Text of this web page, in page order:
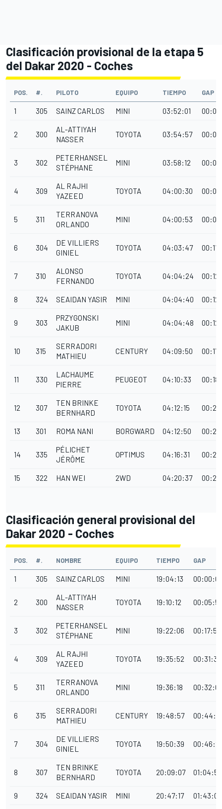
Clasificación provisional de la etapa 5
del Dakar 2020 - Coches
POS. #. PILOTO EQUIPO TIEMPO GAP
1 305 SAINZ CARLOS MINI 03:52:01
2 300
AL-ATTIYAH
NASSER
TOYOTA 03:54:57
3 302
PETERHANSEL
STÉPHANE
MINI 03:58:12
4 309
AL RAJHI
YAZEED
TOYOTA 04:00:30
5 311
TERRANOVA
ORLANDO
MINI 04:00:53
6 304
DE VILLIERS
GINIEL
TOYOTA 04:03:47
7 310
ALONSO
FERNANDO
TOYOTA 04:04:24
8 324 SEAIDAN YASIR MINI 04:04:40
9 303
PRZYGONSKI
JAKUB
MINI 04:04:48
10 315
SERRADORI
MATHIEU
CENTURY 04:09:50
11 330
LACHAUME
PIERRE
PEUGEOT 04:10:33
12 307
TEN BRINKE
BERNHARD
TOYOTA 04:12:15
13 301 ROMA NANI BORGWARD 04:12:50
14 335
PÉLICHET
JÉRÔME
OPTIMUS 04:16:31
15 322 HAN WEI 2WD 04:20:37
Clasificación general provisional del
Dakar 2020 - Coches
POS. #. NOMBRE EQUIPO TIEMPO GAP
1 305 SAINZ CARLOS MINI 19:04:13
2 300
AL-ATTIYAH
NASSER
TOYOTA 19:10:12
3 302
PETERHANSEL
STÉPHANE
MINI 19:22:06 00:17:53
4 309
AL RAJHI
YAZEED
TOYOTA 19:35:52 00:31:39
5 311
TERRANOVA
ORLANDO
MINI 19:36:18
6 315
SERRADORI
MATHIEU
CENTURY 19:48:57
7 304
DE VILLIERS
GINIEL
TOYOTA 19:50:39
8 307
TEN BRINKE
BERNHARD
TOYOTA 20:09:07 01:04:54
9 324 SEAIDAN YASIR MINI 20:47:17 01:43:04